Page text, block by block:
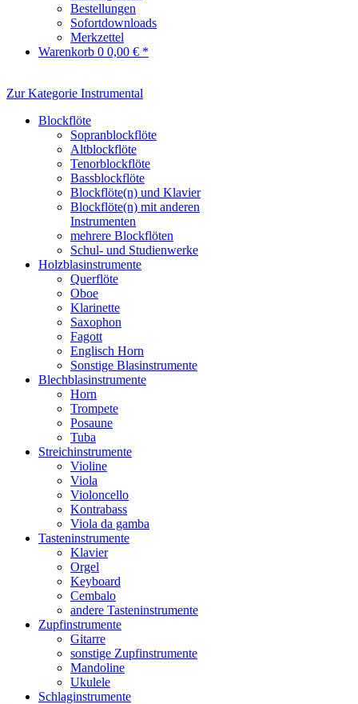
Bestellungen
Sofortdownloads
Merkzettel
Warenkorb 0 0,00 € *
Zur Kategorie Instrumental
Blockflöte
Sopranblockflöte
Altblockflöte
Tenorblockflöte
Bassblockflöte
Blockflöte(n) und Klavier
Blockflöte(n) mit anderen
Instrumenten
mehrere Blockflöten
Schul- und Studienwerke
Holzblasinstrumente
Querflöte
Oboe
Klarinette
Saxophon
Fagott
Englisch Horn
Sonstige Blasinstrumente
Blechblasinstrumente
Horn
Trompete
Posaune
Tuba
Streichinstrumente
Violine
Viola
Violoncello
Kontrabass
Viola da gamba
Tasteninstrumente
Klavier
Orgel
Keyboard
Cembalo
andere Tasteninstrumente
Zupfinstrumente
Gitarre
sonstige Zupfinstrumente
Mandoline
Ukulele
Schlaginstrumente